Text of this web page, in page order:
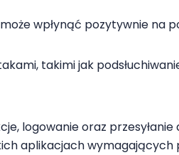
wpłynąć pozytywnie na
takimi jak
logowanie oraz przesyłanie
aplikacjach wymagających